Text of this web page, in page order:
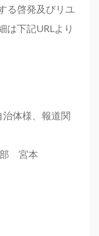
る啓発及びリユ
は下記URLより
体様、報道関
部 宮本